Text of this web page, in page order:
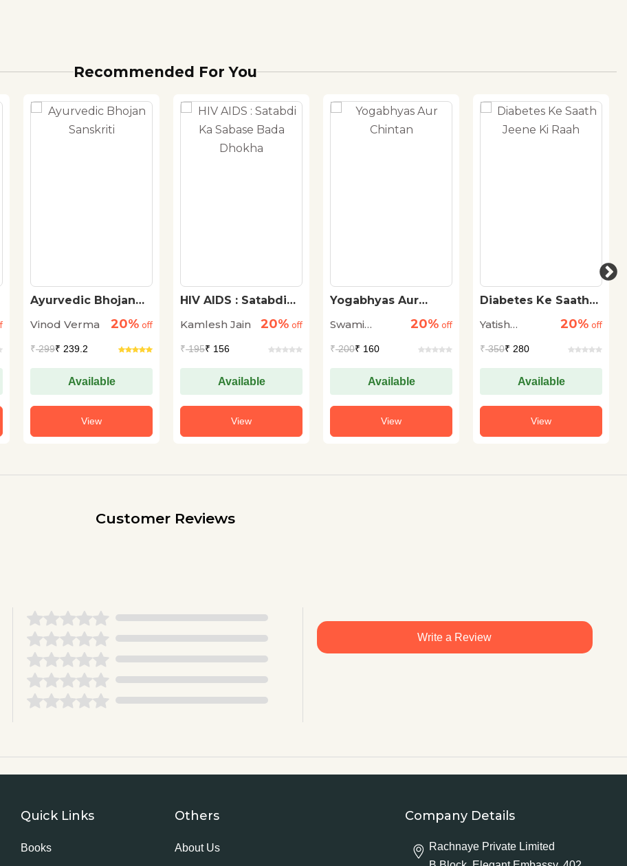
Recommended For You
Ayurvedic Bhojan
Vinod Verma
20% off
₹299₹ 239.2
Available
View
HIV AIDS : Satabdi
Dhokha
Kamlesh Jain 20% off
₹195₹ 156
Available
View
Yogabhyas Aur
Swami
20% off
₹200₹ 160
Available
View
Diabetes Ke Saath
Yatish
20% off
₹350₹ 280
Available
View
Customer Reviews
Write a Review
Quick Links
Books
Others
About Us
Company Details
Rachnaye Private Limited